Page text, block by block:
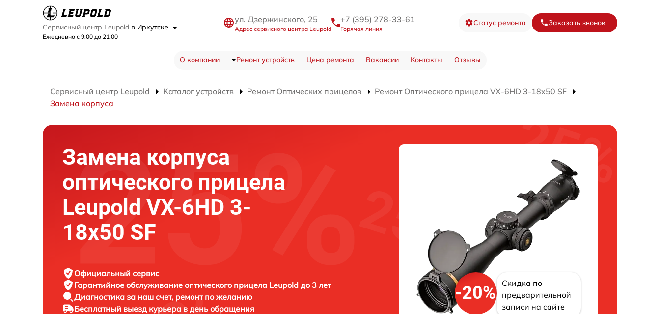
Сервисный центр Leupold в Иркутске
Ежедневно с 9:00 до 21:00
ул. Дзержинского, 25
Адрес сервисного центра Leupold
+7 (395) 278-33-61
Горячая линия
Статус ремонта Заказать звонок
О компании Ремонт устройств Цена ремонта Вакансии Контакты Отзывы
Сервисный центр Leupold Каталог устройств Ремонт Оптических прицелов
Ремонт Оптического прицела VX-6HD 3-18x50 SF
Замена корпуса
Замена корпуса
оптического прицела
Leupold VX-6HD 3-
18x50 SF
Официальный сервис
Гарантийное обслуживание оптического прицела Leupold до 3 лет
Диагностика за наш счет, ремонт по желанию
Бесплатный выезд курьера в день обращения
-20%
Скидка по
предварительной
записи на сайте